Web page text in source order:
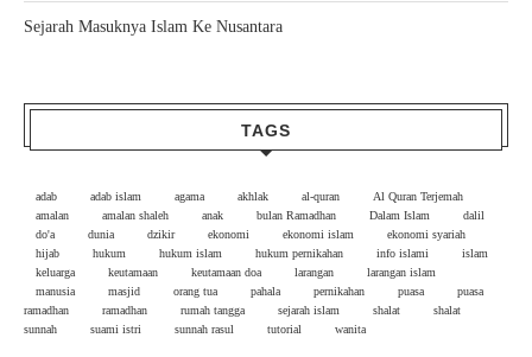
Sejarah Masuknya Islam Ke Nusantara
TAGS
adab adab islam agama akhlak al-quran
Al Quran Terjemah
amalan
amalan shaleh anak bulan Ramadhan Dalam Islam
dalil
do'a
dunia dzikir ekonomi ekonomi islam
ekonomi syariah
hijab
hukum hukum islam hukum pernikahan info islami
islam
keluarga
keutamaan keutamaan doa larangan
larangan islam
manusia
masjid orang tua pahala pernikahan puasa
puasa
ramadhan
ramadhan rumah tangga sejarah islam shalat
shalat
sunnah
suami istri sunnah rasul tutorial wanita